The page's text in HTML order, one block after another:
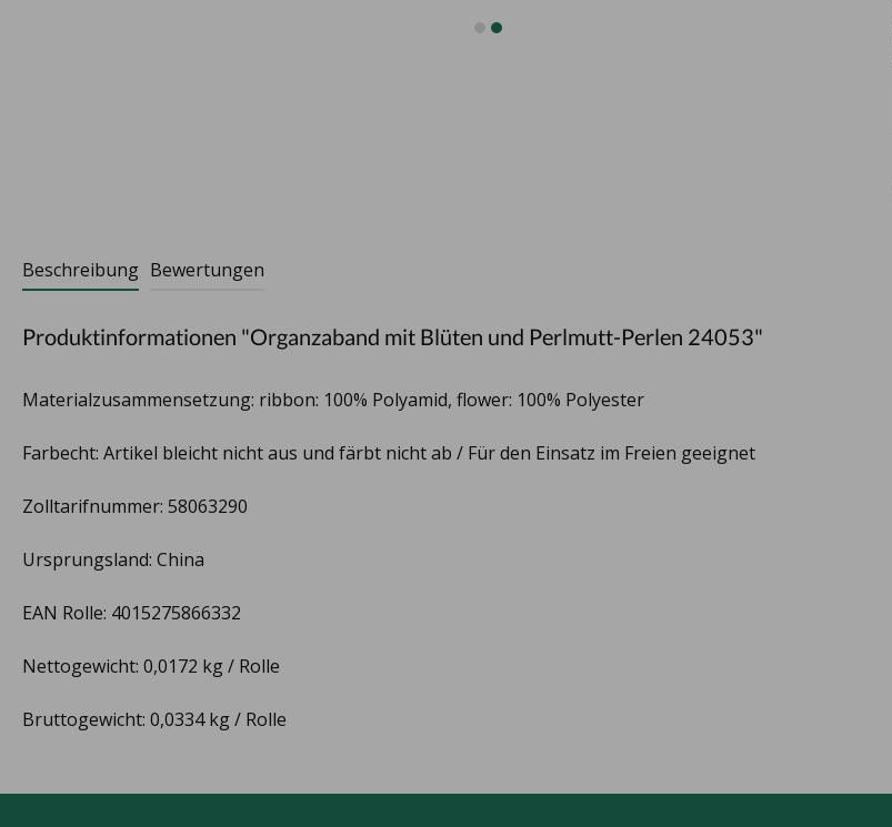
Beschreibung Bewertungen
Produktinformationen "Organzaband mit Blüten und Perlmutt-Perlen 24053"
Materialzusammensetzung: ribbon: 100% Polyamid, flower: 100% Polyester
Farbecht: Artikel bleicht nicht aus und färbt nicht ab / Für den Einsatz im Freien geeignet
Zolltarifnummer: 58063290
Ursprungsland: China
EAN Rolle: 4015275866332
Nettogewicht: 0,0172 kg / Rolle
Bruttogewicht: 0,0334 kg / Rolle